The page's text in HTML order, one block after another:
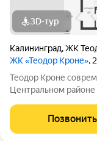
3D-тур
Калининград,ЖК
ЖК «Теодор Кроне»,
Теодор Кроне современный жилой квартал класса комфорт+ в
Центральном районе
тех, кто ценит
со всем
Позвонить